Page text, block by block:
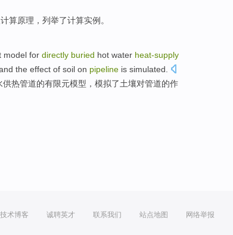
计算原理 ， 列举了计算实例 。
model for directly buried hot water heat-supply
the effect of soil on pipeline is simulated.
供热管道的有限元模型 ，模拟了土壤对管道的作
技术博客 诚聘英才 联系我们 站点地图 网络举报